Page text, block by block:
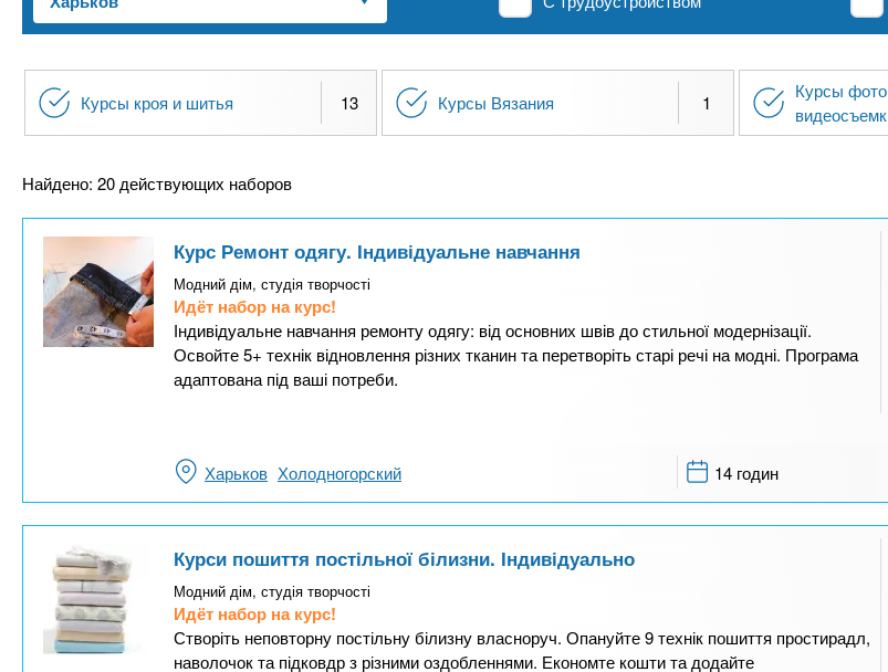
n
t
s
.
n
х
з
а
е
д
е
н
Курсы кроя и шитья 13 Курсы Вязания 1
Курсы
Найдено: 20 действующих наборов
Курс Ремонт одягу. Індивідуальне навчання
Модний дім, студія творчості
Идёт набор на курс!
Індивідуальне навчання ремонту одягу: від основних швів до стильної модернізації.
Освойте 5+ технік відновлення різних тканин та перетворіть старі речі на модні. Програма
адаптована під ваші потреби.
Харьков Холодногорский 14 годин
Курси пошиття постільної білизни. Індивідуально
Модний дім, студія творчості
Идёт набор на курс!
Створіть неповторну постільну білизну власноруч. Опануйте 9 технік пошиття простирадл,
наволочок та підковдр з різними оздобленнями. Економте кошти та додайте